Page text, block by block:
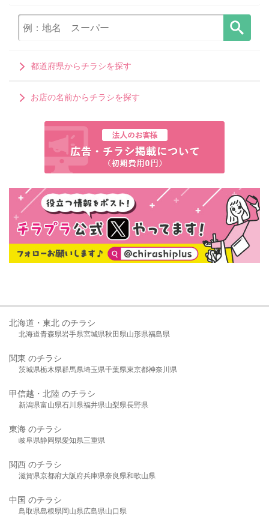
都道府県からチラシを探す
お店の名前からチラシを探す
北海道・東北 のチラシ
北海道青森県岩手県宮城県秋田県山形県福島県
関東 のチラシ
茨城県栃木県群馬県埼玉県千葉県東京都神奈川県
甲信越・北陸 のチラシ
新潟県富山県石川県福井県山梨県長野県
東海 のチラシ
岐阜県静岡県愛知県三重県
関西 のチラシ
滋賀県京都府大阪府兵庫県奈良県和歌山県
中国 のチラシ
鳥取県島根県岡山県広島県山口県